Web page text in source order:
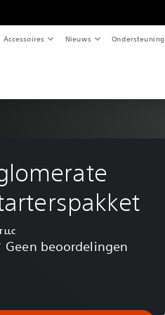
Accessoires Nieuws Ondersteuning
LLC
Geen beoordelingen